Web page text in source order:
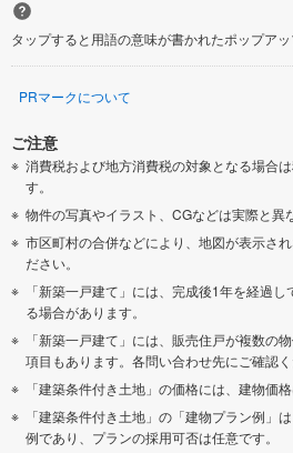
タップすると用語の意味が書かれたポップアッ
PRマークについて
ご注意
消費税および地方消費税の対象となる場合
す。
物件の写真やイラスト、CGなどは実際と異
市区町村の合併などにより、地図が表示さ
ださい。
「新築一戸建て」には、完成後1年を経過
る場合があります。
「新築一戸建て」には、販売住戸が複数の
項目もあります。各問い合わせ先にご確認く
「建築条件付き土地」の価格には、建物価格
「建築条件付き土地」の「建物プラン例」
例であり、プランの採用可否は任意です。